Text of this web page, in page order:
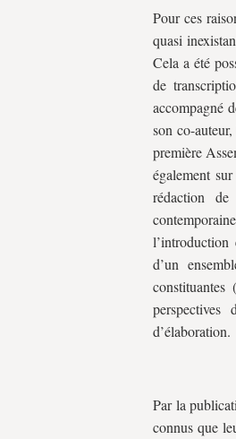
Pour ces
quasi
Cela a été
de
accompagné
son co-
première
également
rédaction
d’un
d’élaboration.
Par la
connus que